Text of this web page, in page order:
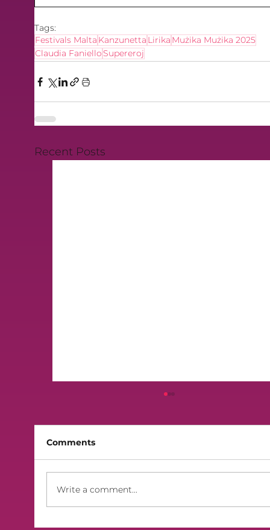
Tags:
Festivals Malta Kanzunetta Lirika Mużika Mużika 2025
Claudia Faniello Supereroj
Recent Posts
Finali 2026 - Lilek Sibt
Comments
Write a comment...